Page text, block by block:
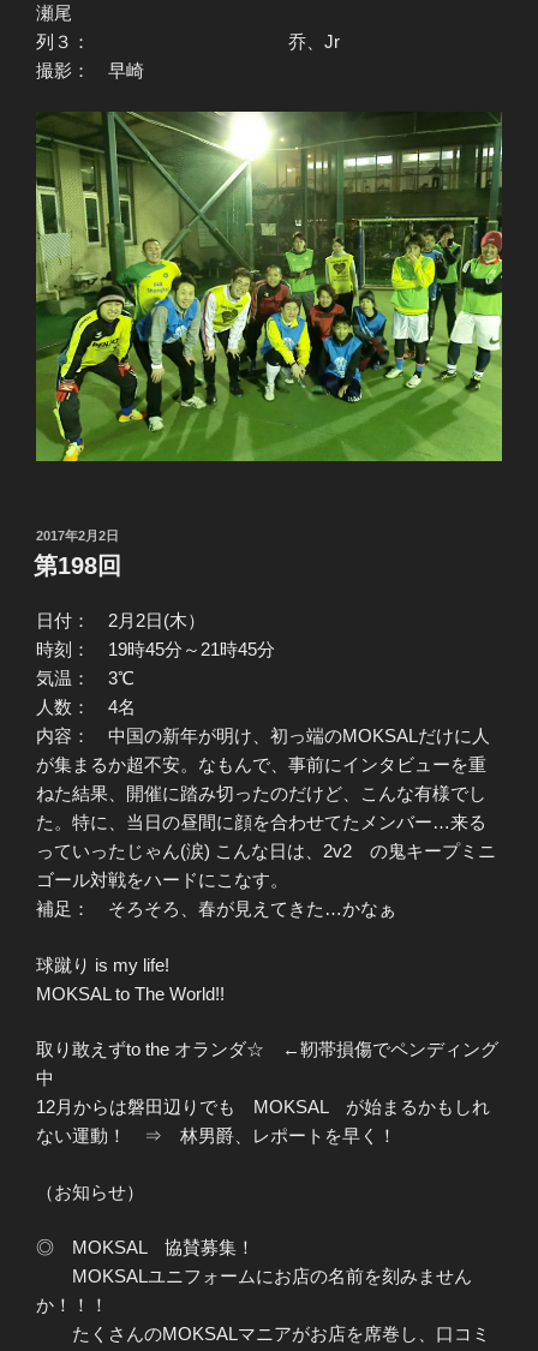
瀬尾
列３： 乔、Jr
撮影： 早崎
投
稿
日:
2017年2月2日
第198回
日付： 2月2日(木）
時刻： 19時45分～21時45分
気温： 3℃
人数： 4名
内容： 中国の新年が明け、初っ端のMOKSALだけに人
が集まるか超不安。なもんで、事前にインタビューを重
ねた結果、開催に踏み切ったのだけど、こんな有様でし
た。特に、当日の昼間に顔を合わせてたメンバー…来る
っていったじゃん(涙) こんな日は、2v2 の鬼キープミニ
ゴール対戦をハードにこなす。
補足： そろそろ、春が見えてきた…かなぁ
球蹴り is my life!
MOKSAL to The World!!
取り敢えずto the オランダ☆ ←靭帯損傷でペンディング
中
12月からは磐田辺りでも MOKSAL が始まるかもしれ
ない運動！ ⇒ 林男爵、レポートを早く！
（お知らせ）
◎ MOKSAL 協賛募集！
MOKSALユニフォームにお店の名前を刻みません
か！！！
たくさんのMOKSALマニアがお店を席巻し、口コミ